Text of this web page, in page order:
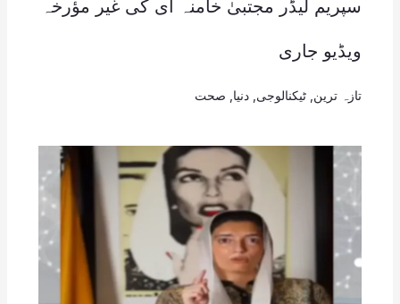
سپریم لیڈر مجتبیٰ خامنہ ای کی غیر مؤرخہ
ویڈیو جاری
تازہ ترین ٹیکنالوجی دنیا صحت